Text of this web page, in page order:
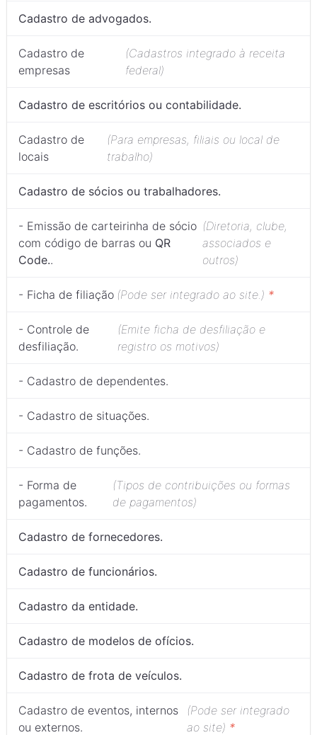
Cadastro de advogados.
Cadastro de
empresas
(Cadastros integrado à receita
federal)
Cadastro de escritórios ou contabilidade.
Cadastro de
locais
(Para empresas, filiais ou local de
trabalho)
Cadastro de sócios ou trabalhadores.
- Emissão de carteirinha de sócio
com código de barras ou QR
Code..
(Diretoria, clube,
associados e
outros)
- Ficha de filiação (Pode ser integrado ao site.) *
- Controle de
desfiliação.
(Emite ficha de desfiliação e
registro os motivos)
- Cadastro de dependentes.
- Cadastro de situações.
- Cadastro de funções.
- Forma de
pagamentos.
(Tipos de contribuições ou formas
de pagamentos)
Cadastro de fornecedores.
Cadastro de funcionários.
Cadastro da entidade.
Cadastro de modelos de ofícios.
Cadastro de frota de veículos.
Cadastro de eventos, internos
ou externos.
(Pode ser integrado
ao site) *